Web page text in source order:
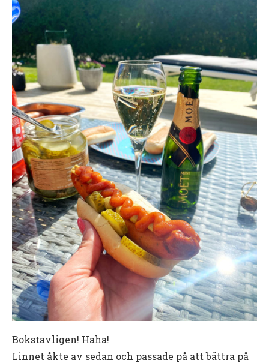
Bokstavligen! Haha!
Linnet åkte av sedan och passade på att bättra på